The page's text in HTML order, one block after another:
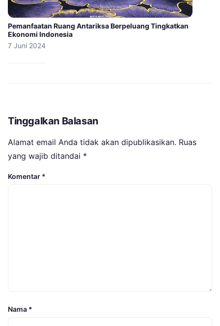
Pemanfaatan Ruang Antariksa Berpeluang Tingkatkan
Ekonomi Indonesia
7 Juni 2024
Tinggalkan Balasan
Alamat email Anda tidak akan dipublikasikan. Ruas
yang wajib ditandai *
Komentar *
Nama *